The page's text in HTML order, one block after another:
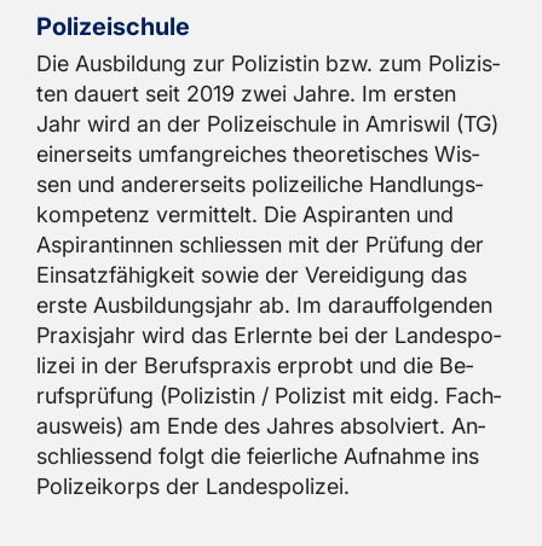
Po­li­zei­schu­le
Die Aus­bil­dung zur Po­li­zis­tin bzw. zum Po­li­zis­
ten dau­ert seit 2019 zwei Jahre. Im ers­ten
Jahr wird an der Po­li­zei­schu­le in Am­ris­wil (TG)
ei­ner­seits um­fang­rei­ches theo­re­ti­sches Wis­
sen und an­de­rer­seits po­li­zei­li­che Hand­lungs­
kom­pe­tenz ver­mit­telt. Die Aspi­ran­ten und
Aspi­ran­tin­nen schlies­sen mit der Prü­fung der
Ein­satz­fä­hig­keit sowie der Ver­ei­di­gung das
erste Aus­bil­dungs­jahr ab. Im dar­auf­fol­gen­den
Pra­xis­jahr wird das Er­lern­te bei der Lan­des­po­
li­zei in der Be­rufs­pra­xis er­probt und die Be­
rufs­prü­fung (Po­li­zis­tin / Po­li­zist mit eidg. Fach­
aus­weis) am Ende des Jah­res ab­sol­viert. An­
schlies­send folgt die fei­er­li­che Auf­nah­me ins
Po­li­zei­korps der Lan­des­po­li­zei.